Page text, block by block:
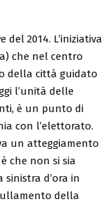
del 2014. L’iniziativa
che nel centro
della città guidato
l’unità delle
è un punto di
con l’elettorato.
un atteggiamento
che non si sia
d’ora in
della